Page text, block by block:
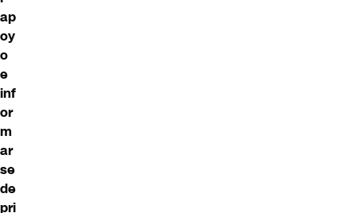
ap
oy
o
e
inf
or
m
ar
se
de
pri